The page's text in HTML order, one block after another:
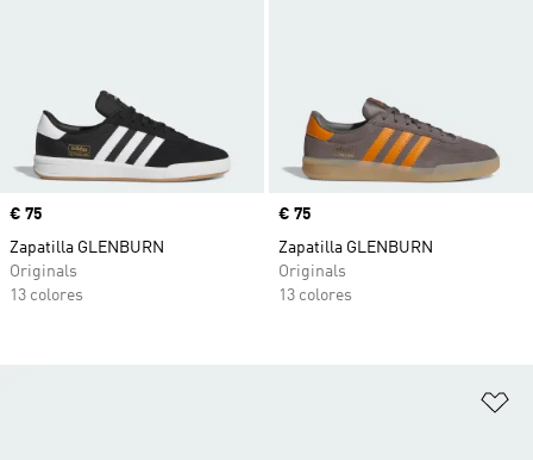
Precio
€ 75
Zapatilla GLENBURN
Originals
13 colores
Precio
€ 75
Zapatilla GLENBURN
Originals
13 colores